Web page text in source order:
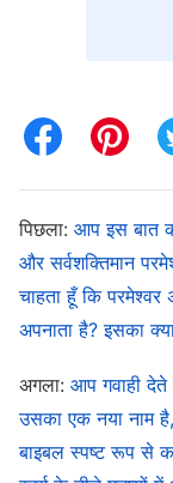
एक ही है। यह
जगाती है। यह
सकती: और सही
जाते हैं, वे पीछे नहीं
लोगों के लिए
महिमामय
पिछला: आप इस बात
और सर्वशक्तिमान
चाहता हूँ कि
अपनाता है? इसका
अगला: आप गवाही
उसका एक नया नाम
बाइबल स्पष्ट रूप से